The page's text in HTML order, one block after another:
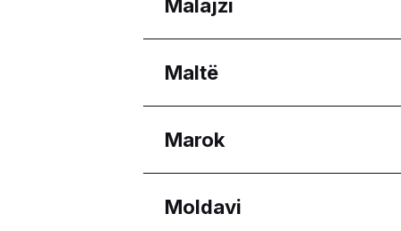
Budva Municipality
Malajzi
Rajonet
Melaka
Selangor
Maltë
Rajonet
Eastern Region
Reġjun Nofsinhar
Marok
Rajonet
Moldavi